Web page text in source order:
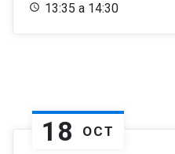
13:35 a 14:30
18 OCT